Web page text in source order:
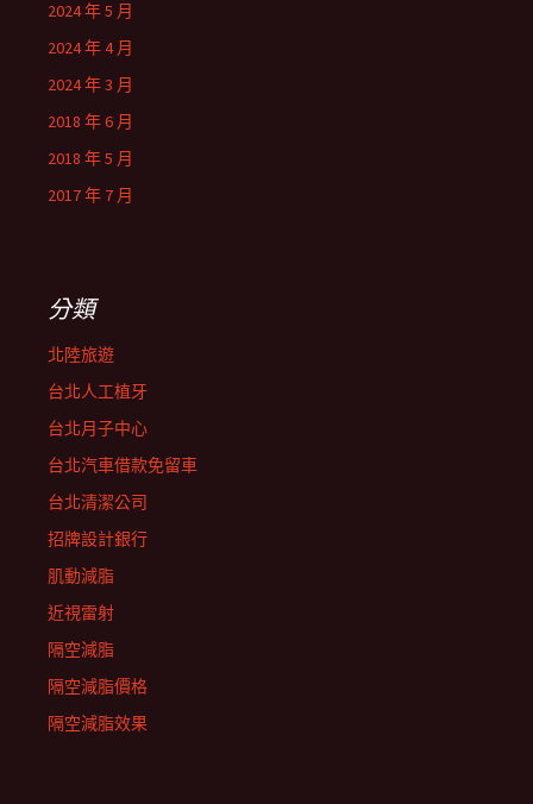
2024 年 5 月
2024 年 4 月
2024 年 3 月
2018 年 6 月
2018 年 5 月
2017 年 7 月
分類
北陸旅遊
台北人工植牙
台北月子中心
台北汽車借款免留車
台北清潔公司
招牌設計銀行
肌動減脂
近視雷射
隔空減脂
隔空減脂價格
隔空減脂效果